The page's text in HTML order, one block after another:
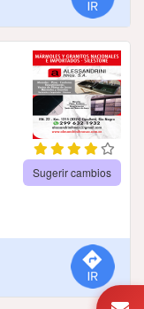
Sugerir cambios